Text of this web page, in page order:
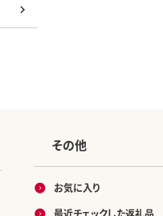
その他
お気に入り
最近チェックした返礼品